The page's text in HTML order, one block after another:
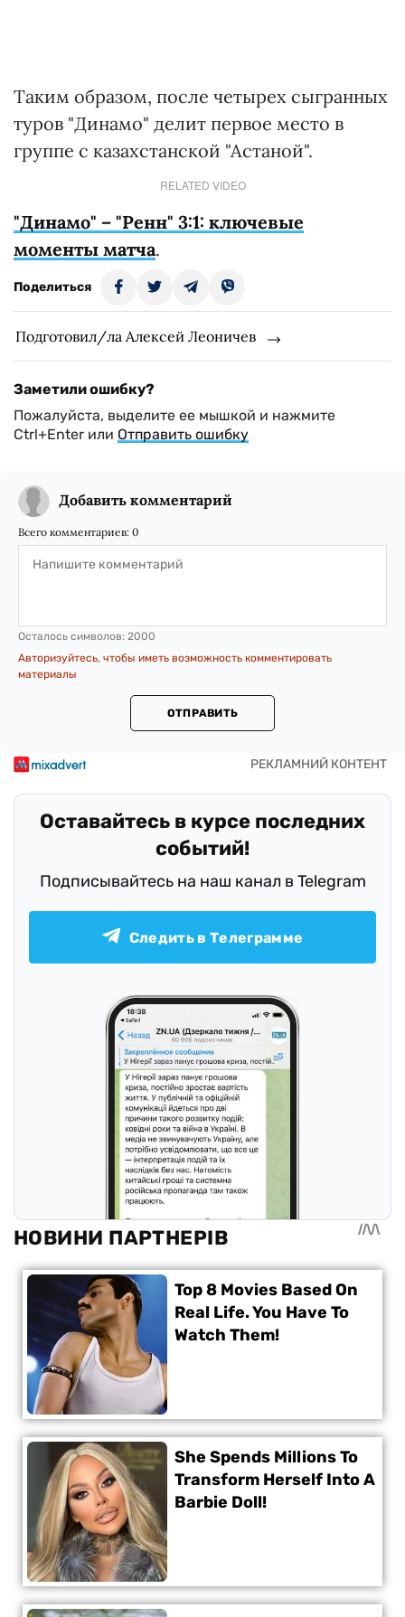
Таким образом, после четырех сыгранных
туров "Динамо" делит первое место в
группе с казахстанской "Астаной".
RELATED VIDEO
"Динамо" – "Ренн" 3:1: ключевые
моменты матча.
Поделиться
Подготовил/ла Алексей Леоничев
Заметили ошибку?
Пожалуйста, выделите ее мышкой и нажмите
Ctrl+Enter или Отправить ошибку
Добавить комментарий
Всего комментариев: 0
Осталось символов: 2000
Авторизуйтесь, чтобы иметь возможность комментировать
материалы
ОТПРАВИТЬ
Оставайтесь в курсе последних
событий!
Подписывайтесь на наш канал в Telegram
Следить в Телеграмме